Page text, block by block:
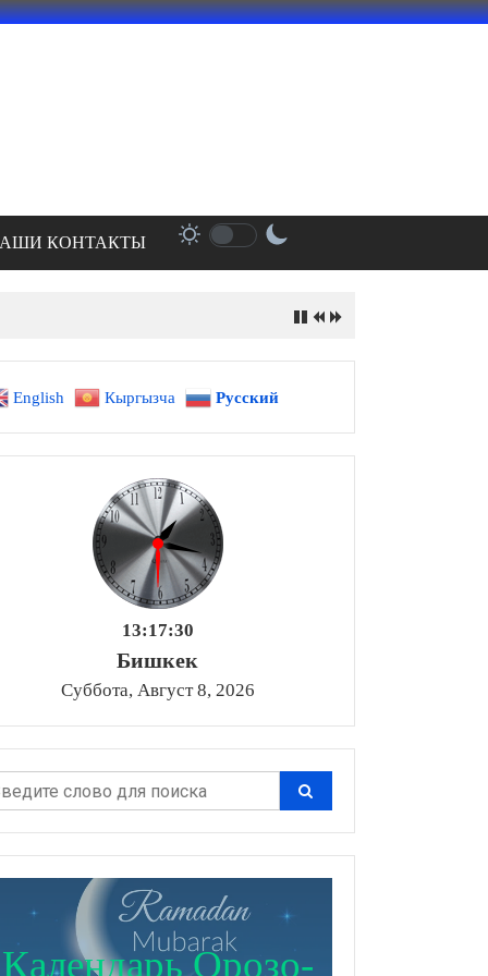
КОНТАКТЫ
English Кыргызча Русский
13:17:31
Бишкек
Суббота, Август 8, 2026
Календарь Орозо-